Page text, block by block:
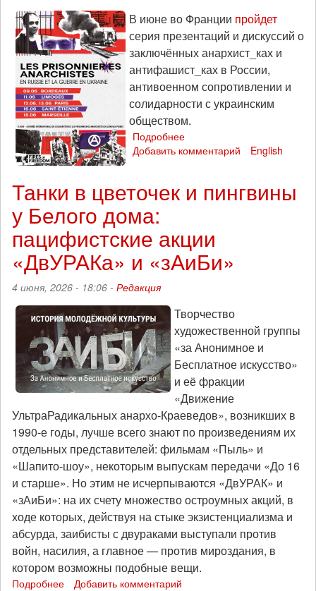
В июне во Франции пройдет
серия презентаций и дискуссий о
заключённых анархист_ках и
антифашист_ках в России,
антивоенном сопротивлении и
солидарности с украинским
обществом.
Подробнее
Заключенные
России
в
Украине:
анонс
Добавить комментарий English
Танки в цветочек и пингвины
у Белого дома:
пацифистские акции
«ДвУРАКа» и «зАиБи»
4 июня, 2026 - 18:06 - Редакция
Творчество
художественной группы
«за Анонимное и
Бесплатное искусство»
и её фракции
«Движение
УльтраРадикальных анархо-Краеведов», возникших в
1990‑е годы, лучше всего знают по произведениям их
отдельных представителей: фильмам «Пыль» и
«Шапито-шоу», некоторым выпускам передачи «До 16
и старше». Но этим не исчерпываются «ДвУРАК» и
«зАиБи»: на их счету множество остроумных акций, в
ходе которых, действуя на стыке экзистенциализма и
абсурда, заибисты с двураками выступали против
войн, насилия, а главное — против мироздания, в
котором возможны подобные вещи.
Подробнее Добавить комментарий